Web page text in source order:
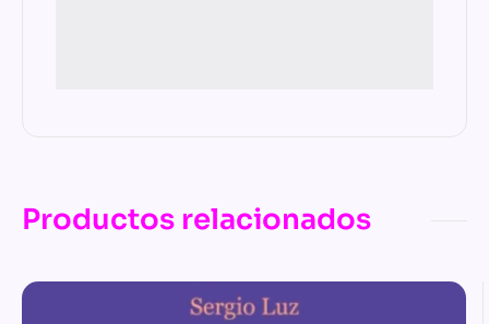
Productos relacionados